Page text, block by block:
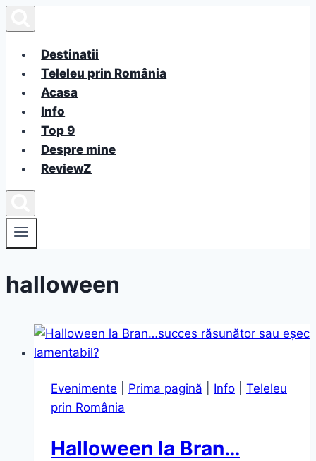
to
contentDestinatii
Teleleu prin România
Acasa
Info
Top 9
Despre mine
ReviewZ
halloween
Evenimente Prima pagină Info
Teleleu
prin România
Halloween la Bran…